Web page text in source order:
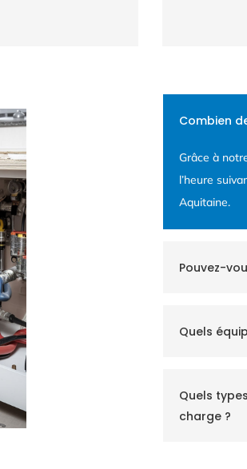
Combien
Grâce à
l’heure
Aquitaine.
Pouvez-
Quels
Quels
charge ?